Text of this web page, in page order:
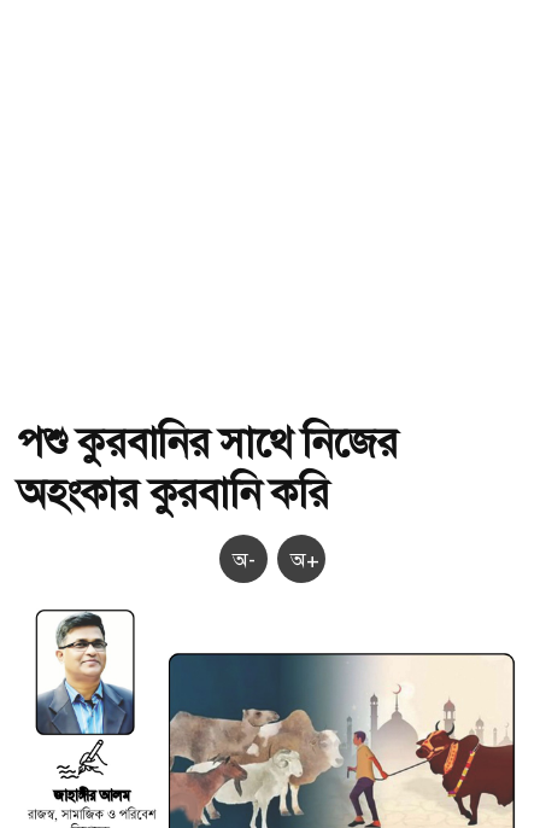
পশু কুরবানির সাথে নিজের
অহংকার কুরবানি করি
অ- অ+